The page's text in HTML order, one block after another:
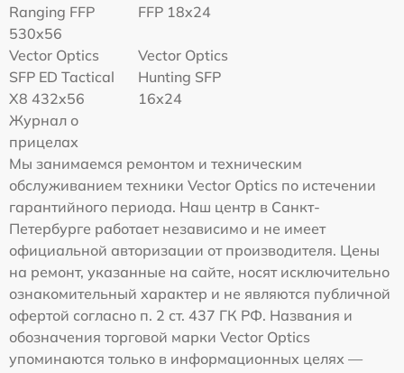
Ranging FFP
530x56
FFP 18x24
Vector Optics
SFP ED Tactical
X8 432x56
Vector Optics
Hunting SFP
16x24
Журнал о
прицелах
Мы занимаемся ремонтом и техническим
обслуживанием техники Vector Optics по истечении
гарантийного периода. Наш центр в Санкт-
Петербурге работает независимо и не имеет
официальной авторизации от производителя. Цены
на ремонт, указанные на сайте, носят исключительно
ознакомительный характер и не являются публичной
офертой согласно п. 2 ст. 437 ГК РФ. Названия и
обозначения торговой марки Vector Optics
упоминаются только в информационных целях —